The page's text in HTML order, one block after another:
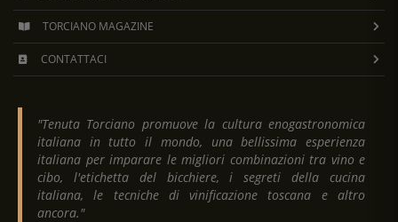
TORCIANO MAGAZINE
CONTATTACI
"Tenuta Torciano promuove la cultura enogastronomica
italiana in tutto il mondo, una bellissima esperienza
italiana per imparare le migliori combinazioni tra vino e
cibo, l'etichetta del bicchiere, i segreti della cucina
italiana, le tecniche di vinificazione toscana e altro
ancora."